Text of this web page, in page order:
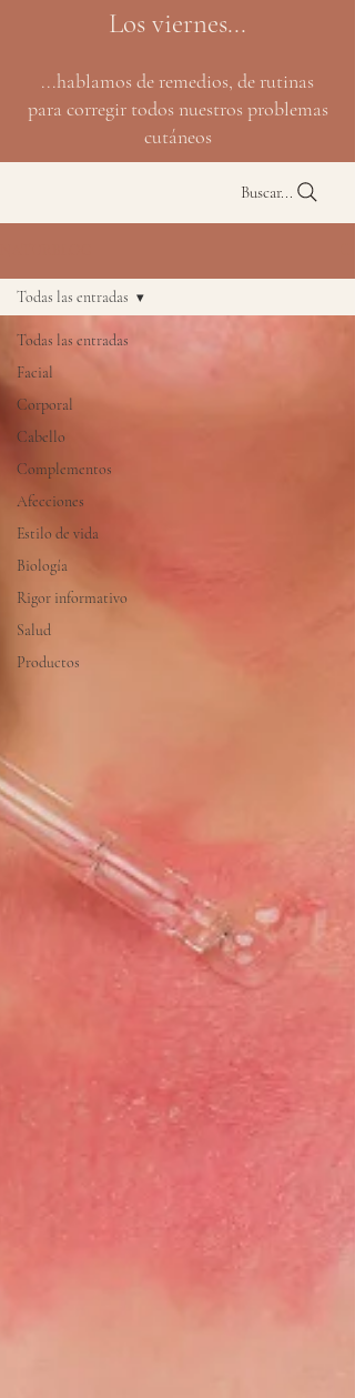
Los viernes...
...hablamos de remedios, de rutinas
para corregir todos nuestros problemas
cutáneos
Buscar...
Todas las entradas
Facial
Corporal
Cabello
Complementos
Afecciones
Estilo de vida
Biología
Rigor informativo
Salud
Productos
Todas las entradas